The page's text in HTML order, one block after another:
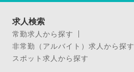
求人検索
常勤求人から探す
非常勤（アルバイト）求人から探す
スポット求人から探す